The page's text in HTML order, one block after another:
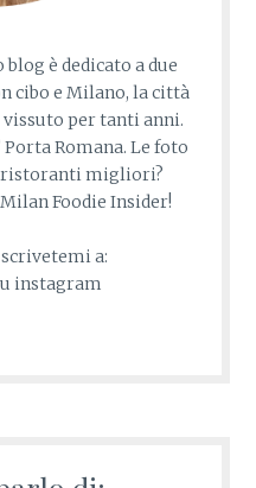
è dedicato a due
cibo e Milano, la città
vissuto per tanti anni.
Romana. Le foto
ristoranti migliori?
Foodie Insider!
scrivetemi a:
instagram